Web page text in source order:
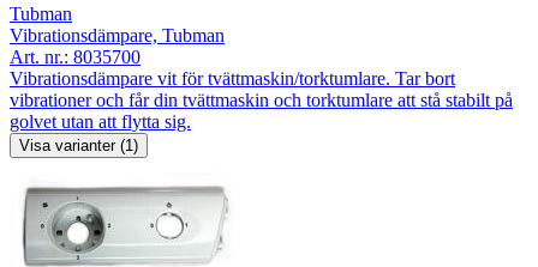
Tubman
Vibrationsdämpare, Tubman
Art. nr.: 8035700
Vibrationsdämpare vit för tvättmaskin/torktumlare. Tar bort
vibrationer och får din tvättmaskin och torktumlare att stå stabilt på
golvet utan att flytta sig.
Visa varianter (1)